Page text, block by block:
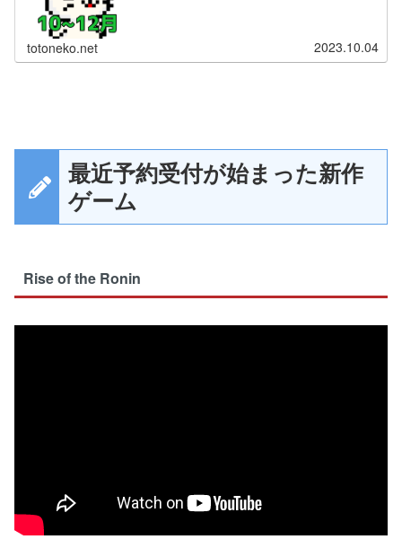
totoneko.net 2023.10.04
最近予約受付が始まった新作
ゲーム
Rise of the Ronin